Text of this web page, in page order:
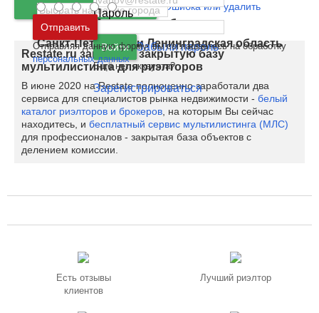
Москва и
Московская область
Санкт-Петербург иЛенинградская область
Пароль
Войти Забыли пароль
Ещё нет аккаунта?
Зарегистрироваться
Позвонить Ошибка или удалить
Restate.ru запускает закрытую базу
мультилистинга для риэлторов
В июне 2020 на Restate полноценно заработали два
сервиса для специалистов рынка недвижимости - белый
каталог риэлторов и брокеров, на которым Вы сейчас
находитесь, и бесплатный сервис мультилистинга (МЛС)
для профессионалов - закрытая база объектов с
делением комиссии.
Есть отзывы
клиентов
Лучший риэлтор
Отправить
Отправляя данную форму, вы соглашаетесь на обработку
персональных данных